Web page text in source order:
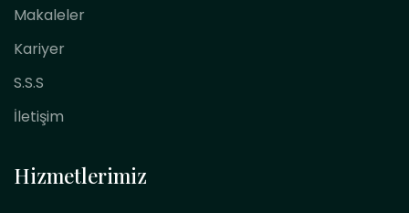
Makaleler
Kariyer
S.S.S
İletişim
Hizmetlerimiz